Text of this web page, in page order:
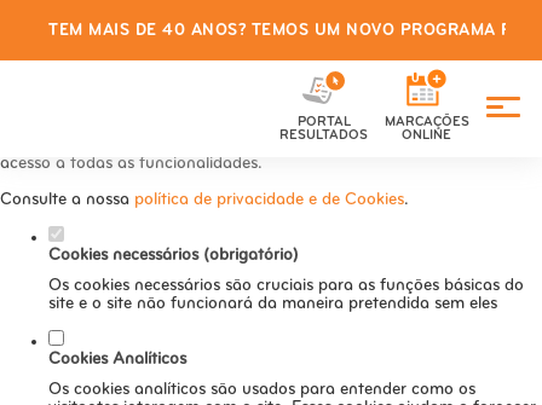
Defina as suas preferências de
cookies para este website.
Este website utiliza cookies estritamente necessários, analíticos e
acesso a todas as funcionalidades.
Consulte a nossa política de privacidade e de Cookies.
Cookies necessários (obrigatório)
Os cookies necessários são cruciais para as funções básicas do
site e o site não funcionará da maneira pretendida sem eles
Cookies Analíticos
Os cookies analíticos são usados para entender como os
TEM MAIS DE 40 ANOS? TEMOS UM NOVO PROGRAMA
PORTAL
RESULTADOS
MARCAÇÕES
ONLINE